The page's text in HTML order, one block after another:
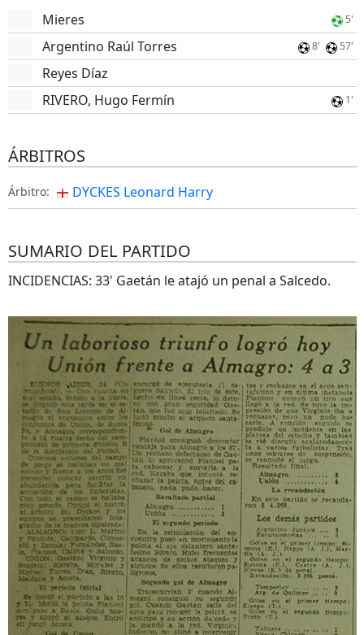
Mieres 5'
Argentino Raúl Torres 8' 57'
Reyes Díaz
RIVERO, Hugo Fermín
1'
ÁRBITROS
Árbitro: DYCKES Leonard Harry
SUMARIO DEL PARTIDO
INCIDENCIAS: 33' Gaetán le atajó un penal a Salcedo.